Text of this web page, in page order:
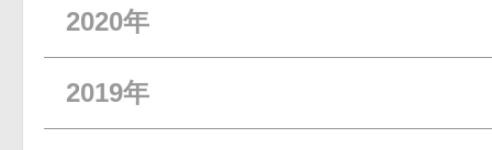
2020年
2019年